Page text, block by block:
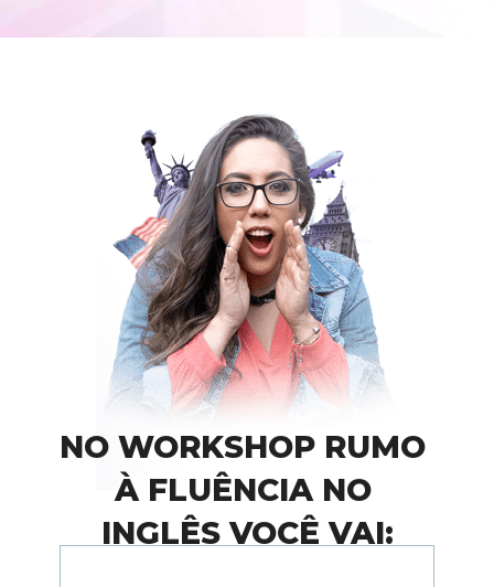
NO WORKSHOP RUMO
À FLUÊNCIA NO
INGLÊS VOCÊ VAI: